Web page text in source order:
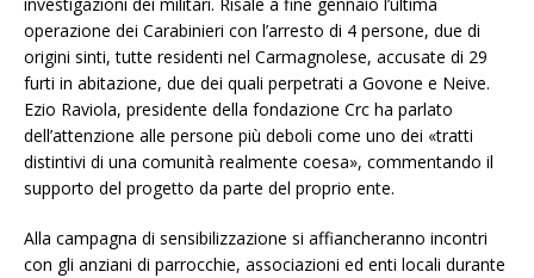
operazione dei Carabinieri con l’arresto di 4 persone, due di
origini sinti, tutte residenti nel Carmagnolese, accusate di 29
furti in abitazione, due dei quali perpetrati a Govone e Neive.
Ezio Raviola, presidente della fondazione Crc ha parlato
dell’attenzione alle persone più deboli come uno dei «tratti
distintivi di una comunità realmente coesa», commentando il
supporto del progetto da parte del proprio ente.
Alla campagna di sensibilizzazione si affiancheranno incontri
con gli anziani di parrocchie, associazioni ed enti locali durante